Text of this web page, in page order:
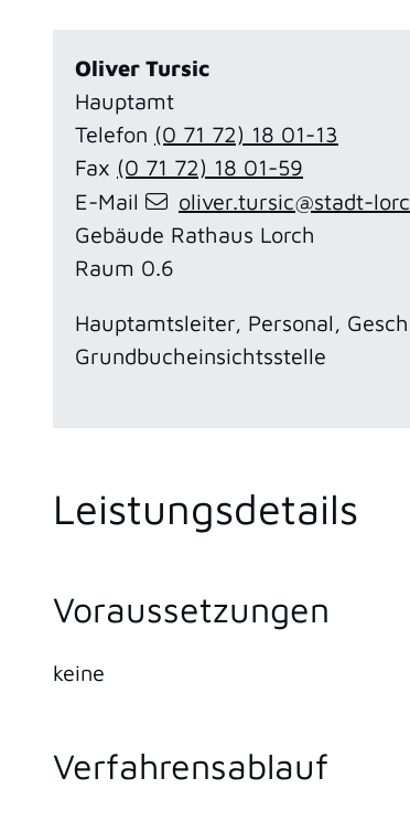
Oliver Tursic
Hauptamt
Telefon (0 71 72) 18 01-13
Fax (0 71 72) 18 01-59
E-Mail
oliver.tursic@stadt-
Gebäude Rathaus Lorch
Raum 0.6
Hauptamtsleiter, Personal,
Grundbucheinsichtsstelle
Leistungsdetails
Voraussetzungen
keine
Verfahrensablauf